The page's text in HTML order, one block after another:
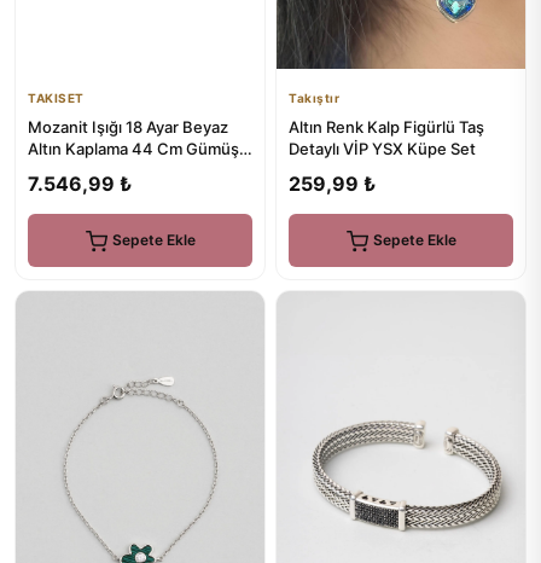
TAKISET
Mozanit Işığı 18 Ayar Beyaz
Altın Kaplama 44 Cm Gümüş
7.546,99 ₺
Sepete Ekle
Takıştır
Altın Renk Kalp Figürlü Taş
Detaylı VİP YSX Küpe Set
259,99 ₺
Sepete Ekle